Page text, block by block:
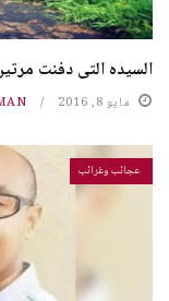
السيده التى دفنت
مايو 8, 2016
عجائب وغرائب